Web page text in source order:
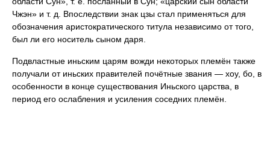
Чжэн» и т. д. Впоследствии знак цзы стал применяться для
обозначения аристократического титула независимо от того,
был ли его носитель сыном даря.
Подвластные иньским царям вожди некоторых племён также
получали от иньских правителей почётные звания — хоу, бо, в
особенности в конце существования Иньского царства, в
период его ослабления и усиления соседних племён.